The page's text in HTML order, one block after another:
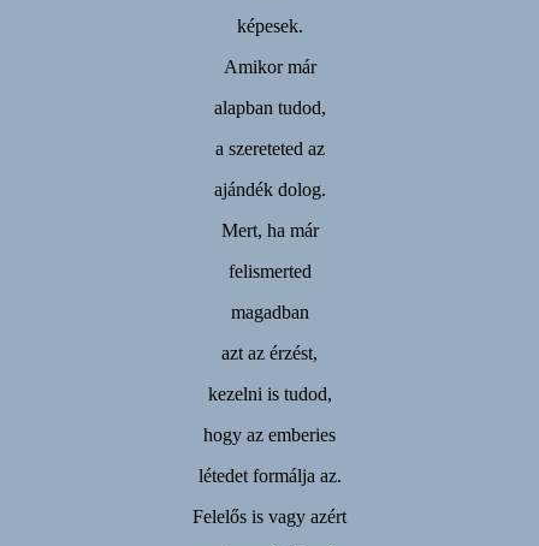
képesek.
Amikor már
alapban tudod,
a szereteted az
ajándék dolog.
Mert, ha már
felismerted
magadban
azt az érzést,
kezelni is tudod,
hogy az emberies
létedet formálja az.
Felelős is vagy azért